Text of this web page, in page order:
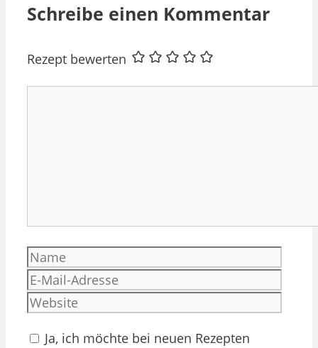
Schreibe einen Kommentar
Rezept bewerten
Name
Ja, ich möchte bei neuen Rezepten